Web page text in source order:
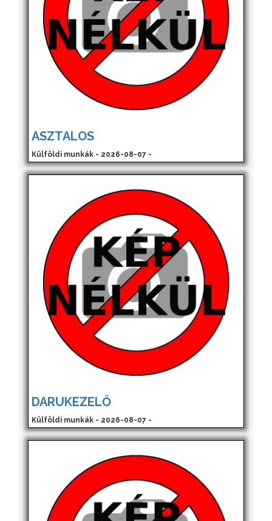
ASZTALOS
Külföldi munkák - 2026-08-07 -
DARUKEZELŐ
Külföldi munkák - 2026-08-07 -